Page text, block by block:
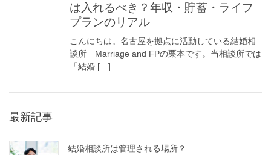
は入れるべき？年収・貯蓄・ライフ
プランのリアル
こんにちは。名古屋を拠点に活動している結婚相
談所 Marriage and FPの栗本です。当相談所では
「結婚 […]
最新記事
結婚相談所は管理される場所？